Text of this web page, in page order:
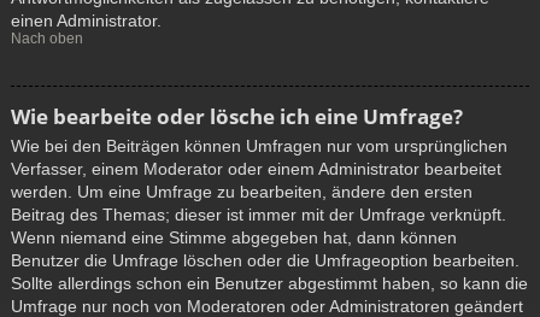
einen Administrator.
Nach oben
Wie bearbeite oder lösche ich eine Umfrage?
Wie bei den Beiträgen können Umfragen nur vom ursprünglichen
Verfasser, einem Moderator oder einem Administrator bearbeitet
werden. Um eine Umfrage zu bearbeiten, ändere den ersten
Beitrag des Themas; dieser ist immer mit der Umfrage verknüpft.
Wenn niemand eine Stimme abgegeben hat, dann können
Benutzer die Umfrage löschen oder die Umfrageoption bearbeiten.
Sollte allerdings schon ein Benutzer abgestimmt haben, so kann die
Umfrage nur noch von Moderatoren oder Administratoren geändert